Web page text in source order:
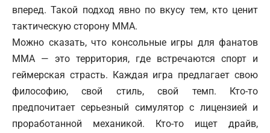
вперед. Такой подход явно по вкусу тем, кто ценит
тактическую сторону ММА.
Можно сказать, что консольные игры для фанатов
ММА — это территория, где встречаются спорт и
геймерская страсть. Каждая игра предлагает свою
философию, свой стиль, свой темп. Кто-то
предпочитает серьезный симулятор с лицензией и
проработанной механикой. Кто-то ищет драйв,